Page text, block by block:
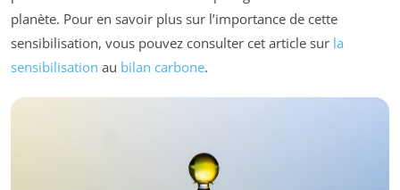
planète. Pour en savoir plus sur l’importance de cette
sensibilisation, vous pouvez consulter cet article sur la
sensibilisation au bilan carbone.